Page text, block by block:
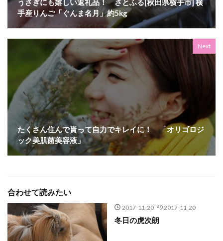
手産りんご「ぐんま名月」約5kg
Next
たくさん住んで貰って自力でキレイに！ 「オリゴロジ
ック美肌菌美容液」
合わせて読みたい
2017-11-20 2017-11-20
冬日の虎次朗